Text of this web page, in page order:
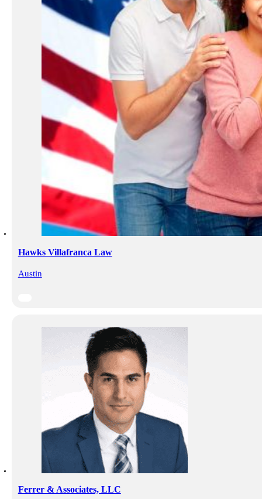
Hawks Villafranca Law
Austin
Ferrer & Associates, LLC